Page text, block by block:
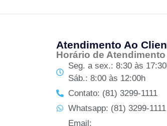
Atendimento Ao
Horário de Atendimento
Seg. a sex.: 8:30 às
Sáb.: 8:00 às 12:00h
Contato: (81) 3299-1111
Whatsapp: (81) 3299-1111
Email: